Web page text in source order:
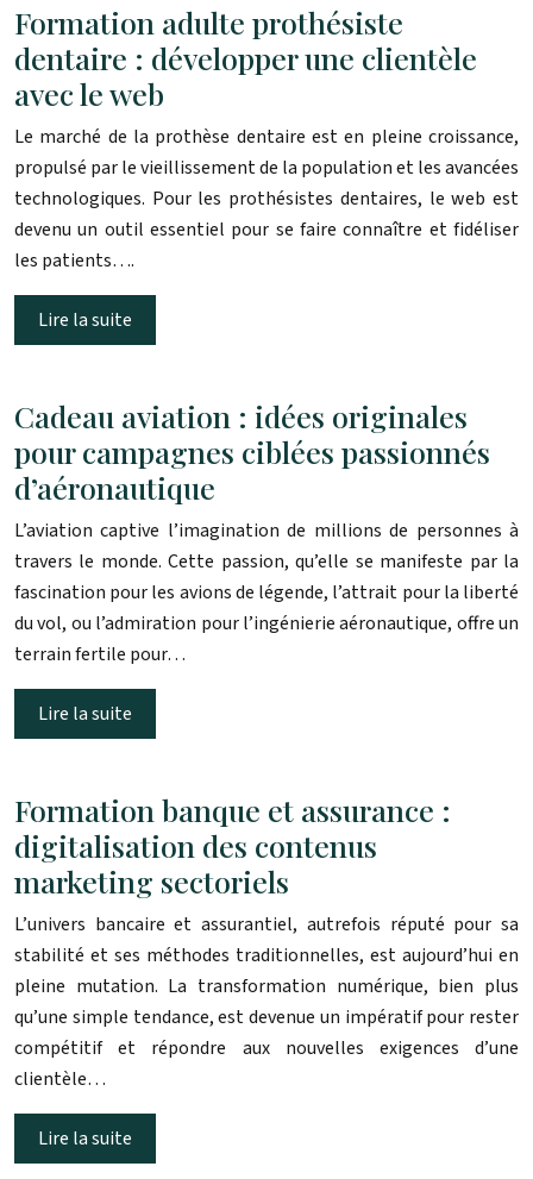
Formation adulte prothésiste
dentaire : développer une clientèle
avec le web
Le marché de la prothèse dentaire est en pleine croissance,
propulsé par le vieillissement de la population et les avancées
technologiques. Pour les prothésistes dentaires, le web est
devenu un outil essentiel pour se faire connaître et fidéliser
les patients….
Lire la suite
Cadeau aviation : idées originales
pour campagnes ciblées passionnés
d’aéronautique
L’aviation captive l’imagination de millions de personnes à
travers le monde. Cette passion, qu’elle se manifeste par la
fascination pour les avions de légende, l’attrait pour la liberté
du vol, ou l’admiration pour l’ingénierie aéronautique, offre un
terrain fertile pour…
Lire la suite
Formation banque et assurance :
digitalisation des contenus
marketing sectoriels
L’univers bancaire et assurantiel, autrefois réputé pour sa
stabilité et ses méthodes traditionnelles, est aujourd’hui en
pleine mutation. La transformation numérique, bien plus
qu’une simple tendance, est devenue un impératif pour rester
compétitif et répondre aux nouvelles exigences d’une
clientèle…
Lire la suite